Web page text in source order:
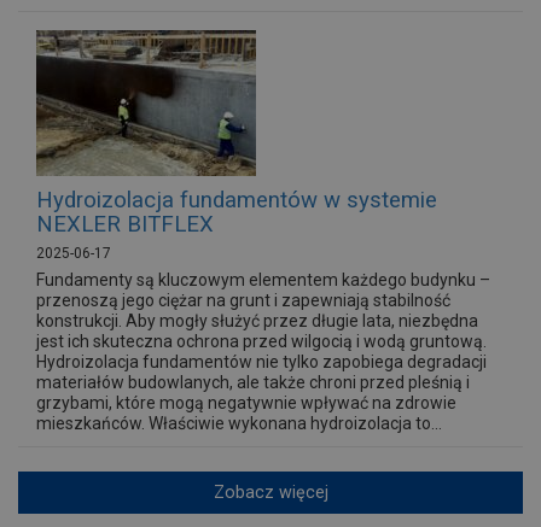
Hydroizolacja fundamentów w systemie
NEXLER BITFLEX
2025-06-17
Fundamenty są kluczowym elementem każdego budynku –
przenoszą jego ciężar na grunt i zapewniają stabilność
konstrukcji. Aby mogły służyć przez długie lata, niezbędna
jest ich skuteczna ochrona przed wilgocią i wodą gruntową.
Hydroizolacja fundamentów nie tylko zapobiega degradacji
materiałów budowlanych, ale także chroni przed pleśnią i
grzybami, które mogą negatywnie wpływać na zdrowie
mieszkańców. Właściwie wykonana hydroizolacja to...
Zobacz więcej